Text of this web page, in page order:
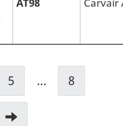
5 … 8